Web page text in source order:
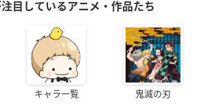
目しているアニメ・作品たち
キャラ一覧 鬼滅の刃